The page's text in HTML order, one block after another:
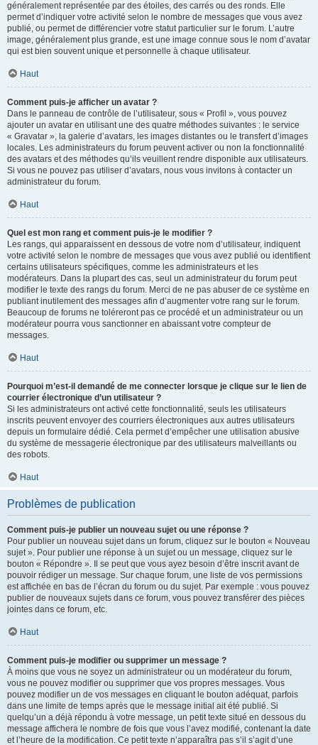
généralement représentée par des étoiles, des carrés ou des ronds. Elle
permet d’indiquer votre activité selon le nombre de messages que vous avez
publié, ou permet de différencier votre statut particulier sur le forum. L’autre
image, généralement plus grande, est une image connue sous le nom d’avatar
qui est bien souvent unique et personnelle à chaque utilisateur.
Haut
Comment puis-je afficher un avatar ?
Dans le panneau de contrôle de l’utilisateur, sous « Profil », vous pouvez
ajouter un avatar en utilisant une des quatre méthodes suivantes : le service
« Gravatar », la galerie d’avatars, les images distantes ou le transfert d’images
locales. Les administrateurs du forum peuvent activer ou non la fonctionnalité
des avatars et des méthodes qu’ils veuillent rendre disponible aux utilisateurs.
Si vous ne pouvez pas utiliser d’avatars, nous vous invitons à contacter un
administrateur du forum.
Haut
Quel est mon rang et comment puis-je le modifier ?
Les rangs, qui apparaissent en dessous de votre nom d’utilisateur, indiquent
votre activité selon le nombre de messages que vous avez publié ou identifient
certains utilisateurs spécifiques, comme les administrateurs et les
modérateurs. Dans la plupart des cas, seul un administrateur du forum peut
modifier le texte des rangs du forum. Merci de ne pas abuser de ce système en
publiant inutilement des messages afin d’augmenter votre rang sur le forum.
Beaucoup de forums ne toléreront pas ce procédé et un administrateur ou un
modérateur pourra vous sanctionner en abaissant votre compteur de
messages.
Haut
Pourquoi m’est-il demandé de me connecter lorsque je clique sur le lien de
courrier électronique d’un utilisateur ?
Si les administrateurs ont activé cette fonctionnalité, seuls les utilisateurs
inscrits peuvent envoyer des courriers électroniques aux autres utilisateurs
depuis un formulaire dédié. Cela permet d’empêcher une utilisation abusive
du système de messagerie électronique par des utilisateurs malveillants ou
des robots.
Haut
Problèmes de publication
Comment puis-je publier un nouveau sujet ou une réponse ?
Pour publier un nouveau sujet dans un forum, cliquez sur le bouton « Nouveau
sujet ». Pour publier une réponse à un sujet ou un message, cliquez sur le
bouton « Répondre ». Il se peut que vous ayez besoin d’être inscrit avant de
pouvoir rédiger un message. Sur chaque forum, une liste de vos permissions
est affichée en bas de l’écran du forum ou du sujet. Par exemple : vous pouvez
publier de nouveaux sujets dans ce forum, vous pouvez transférer des pièces
jointes dans ce forum, etc.
Haut
Comment puis-je modifier ou supprimer un message ?
À moins que vous ne soyez un administrateur ou un modérateur du forum,
vous ne pouvez modifier ou supprimer que vos propres messages. Vous
pouvez modifier un de vos messages en cliquant le bouton adéquat, parfois
dans une limite de temps après que le message initial ait été publié. Si
quelqu’un a déjà répondu à votre message, un petit texte situé en dessous du
message affichera le nombre de fois que vous l’avez modifié, contenant la date
et l’heure de la modification. Ce petit texte n’apparaîtra pas s’il s’agit d’une